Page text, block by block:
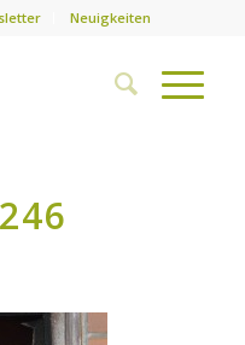
Neuigkeiten